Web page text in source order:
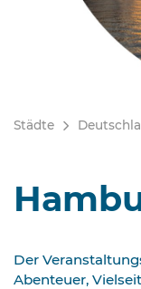
Städte
Der
Abenteuer,